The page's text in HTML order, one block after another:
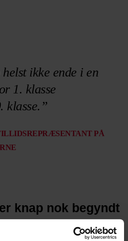
ikke ende i en
1. klasse
klasse.”
PÅ
knap nok begyndt
de største omlægninger af